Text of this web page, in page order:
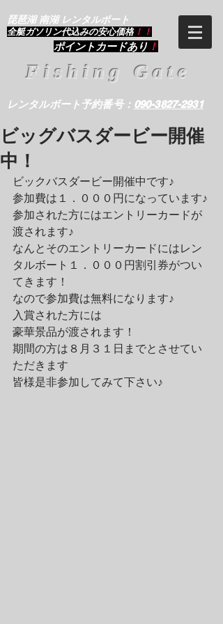
琵琶湖 南湖 レンタルボート
​全艇ガソリン代込みの安心価格 ！！
ポイントカードあり ！
Fishing Gate
レンタルボート予約番号： 090-3827-2931
ビッグバスダービー開催
中！
ビックバスダービー開催中です♪
参加費は１．０００円になっています♪
参加された方にはエントリーカードが
渡されます♪
なんとそのエントリーカードにはレン
タルボート１．０００円割引券がつい
てきます！
なので参加費は無料になります♪
入賞された方には
豪華景品が渡されます！
期間の方は８月３１日までとさせてい
ただきます
皆様是非参加してみて下さい♪